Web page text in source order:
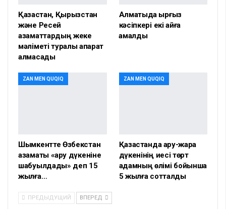
Қазақстан, Қырызстан
және Ресей
азаматтардың жеке
мәліметі туралы ақпарат
алмасады
Алматыда қырғыз
кәсіпкері екі айға
қамалды
ZAN MEN QUQIQ
Шымкентте Өзбекстан
азаматы «қару дүкеніне
шабуылдады» деп 15
жылға…
ZAN MEN QUQIQ
Қазақстанда қару-жарақ
дүкенінің иесі төрт
адамның өлімі бойынша
5 жылға сотталды
ПРЕДЫДУЩИЙ ВПЕРЕД